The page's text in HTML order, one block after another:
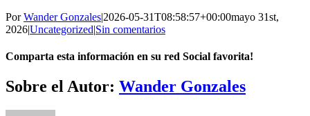
PorWander Gonzales|2026-05-31T08:58:57+00:00mayo 31st,
2026|Uncategorized|Sin comentarios
Comparta esta información en su red Social favorita!
Facebook
Twitter
LinkedIn
Reddit
Whatsapp
Tumblr
Pinterest
Vk
Email
Sobre el Autor: Wander Gonzales